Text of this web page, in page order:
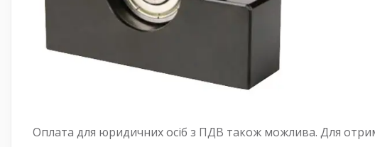
Оплата для юридичних осіб з ПДВ також можлива. Для